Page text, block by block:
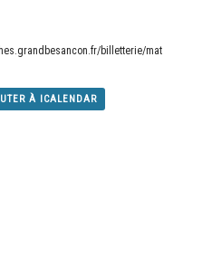
billetterie/mat
À ICALENDAR